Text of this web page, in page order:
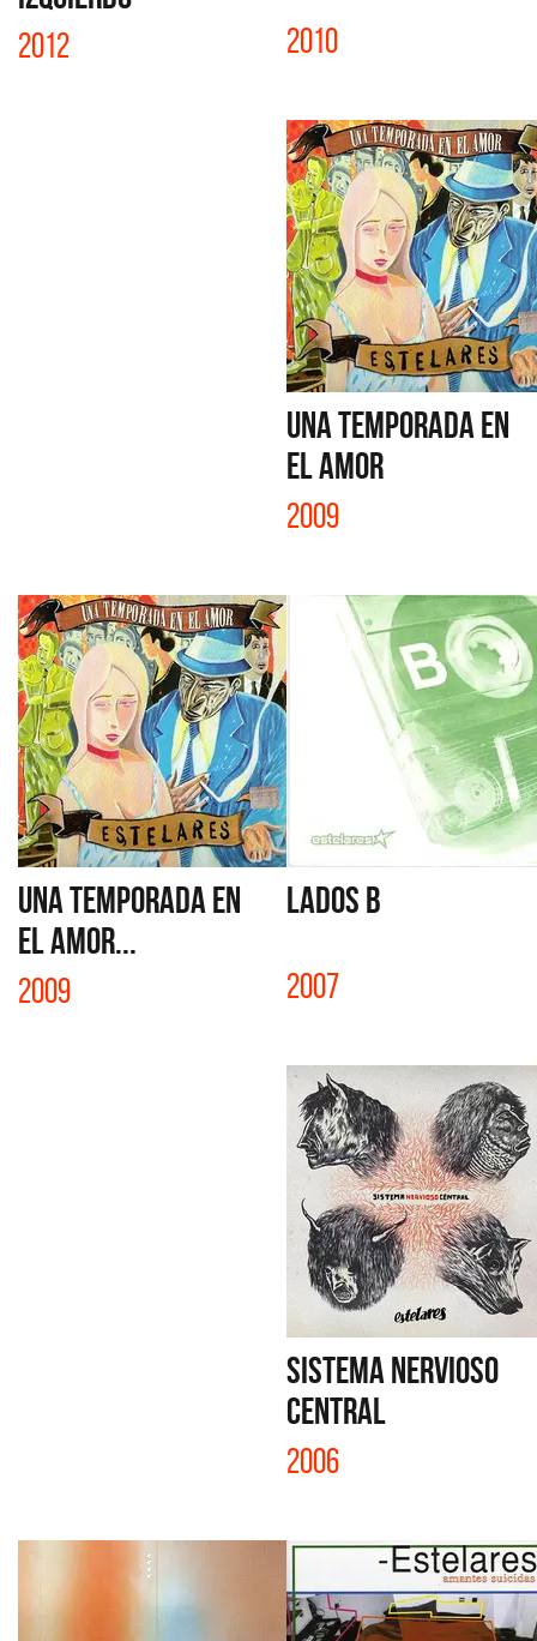
2012 2010
UNA TEMPORADA EN
EL AMOR
2009
UNA TEMPORADA EN
EL AMOR...
2009
LADOS B
2007
SISTEMA NERVIOSO
CENTRAL
2006